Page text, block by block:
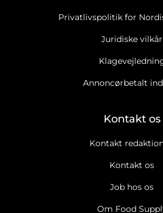
Privatlivspolitik for
Juridiske vilkår
Annoncørbetalt
Kontakt os
Kontakt
Kontakt os
Job hos os
Om Food